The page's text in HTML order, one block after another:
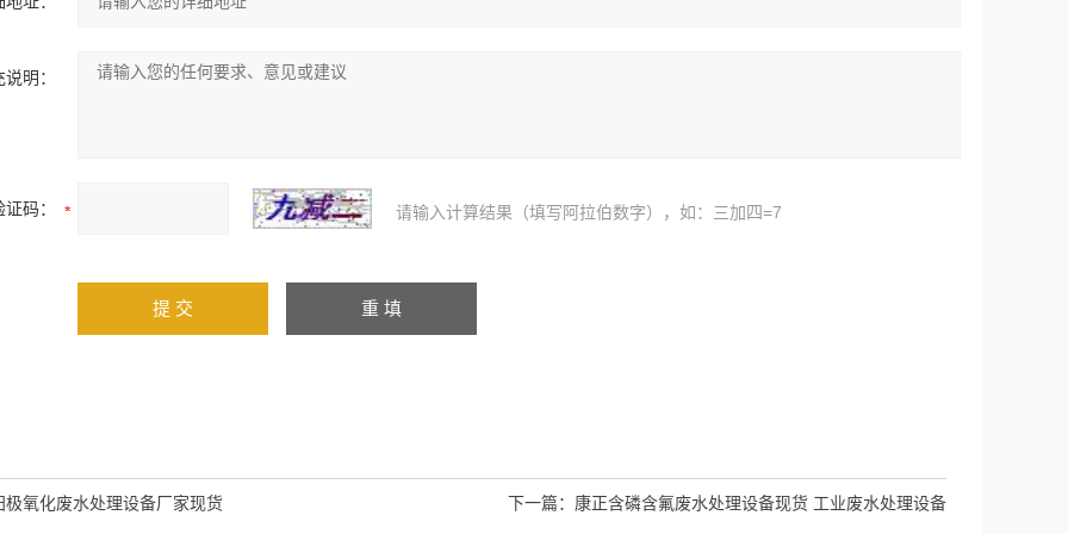
明：
证码： 请输入计算结果（填写阿拉伯数字），如：三加四=7
极氧化废水处理设备厂家现货 下一篇： 康正含磷含氟废水处理设备现货 工业废水处理设备